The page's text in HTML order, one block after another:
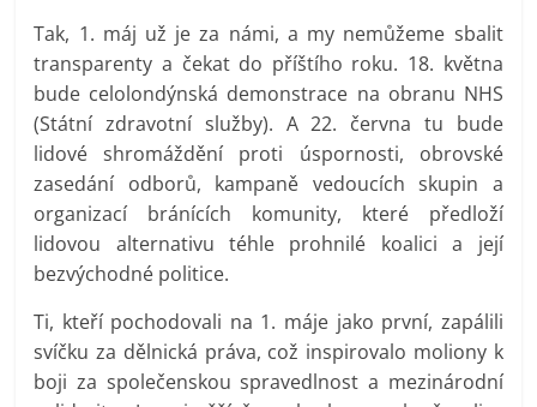
Tak, 1. máj už je za námi, a my nemůžeme sbalit
transparenty a čekat do příštího roku. 18. května
bude celolondýnská demonstrace na obranu NHS
(Státní zdravotní služby). A 22. června tu bude
lidové shromáždění proti úspornosti, obrovské
zasedání odborů, kampaně vedoucích skupin a
organizací bránících komunity, které předloží
lidovou alternativu téhle prohnilé koalici a její
bezvýchodné politice.
Ti, kteří pochodovali na 1. máje jako první, zapálili
svíčku za dělnická práva, což inspirovalo moliony k
boji za společenskou spravedlnost a mezinárodní